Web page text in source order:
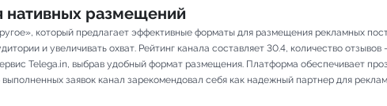
нативных размещений
который предлагает эффективные форматы для размещения рекламных
и увеличивать охват. Рейтинг канала составляет 30.4, количество
Telega.in, выбрав удобный формат размещения. Платформа обеспечивает
заявок канал зарекомендовал себя как надежный партнер для